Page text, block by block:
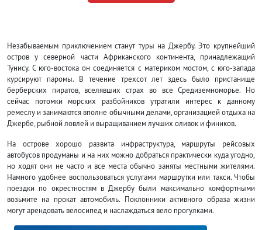
Незабываемым приключением станут туры на Джербу. Это крупнейший
остров у северной части Африканского континента, принадлежащий
Тунису. С юго-востока он соединяется с материком мостом, с юго-запада
курсируют паромы. В течение трехсот лет здесь было пристанище
берберских пиратов, вселявших страх во все Средиземноморье. Но
сейчас потомки морских разбойников утратили интерес к данному
ремеслу и занимаются вполне обычными делами, организацией отдыха на
Джербе, рыбной ловлей и выращиванием лучших оливок и фиников.
На острове хорошо развита инфраструктура, маршруты рейсовых
автобусов продуманы и на них можно добраться практически куда угодно,
но ходят они не часто и все места обычно заняты местными жителями.
Намного удобнее воспользоваться услугами маршрутки или такси. Чтобы
поездки по окрестностям в Джербу были максимально комфортными
возьмите на прокат автомобиль. Поклонники активного образа жизни
могут арендовать велосипед и наслаждаться вело прогулками.